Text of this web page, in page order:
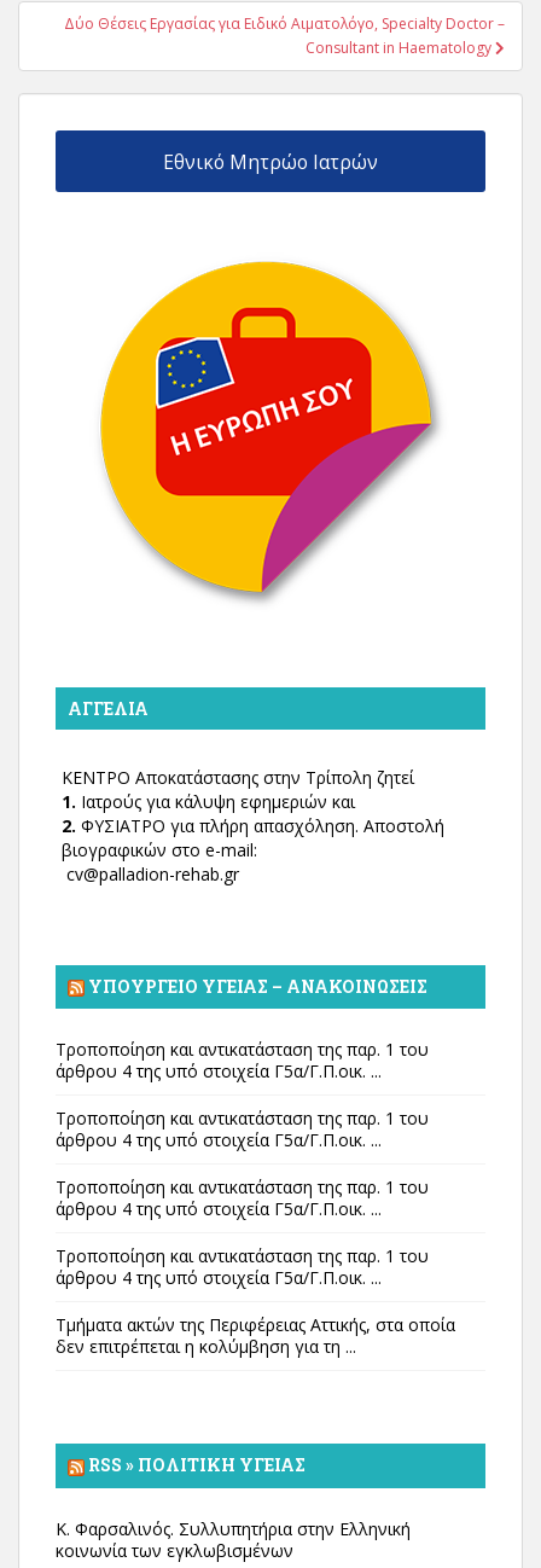
Δύο Θέσεις Εργασίας για Ειδικό Αιματολόγο, Specialty Doctor –
Consultant in Haematology
Εθνικό Μητρώο Ιατρών
ΑΓΓΕΛΊΑ
ΚΕΝΤΡΟ Αποκατάστασης στην Τρίπολη ζητεί
1. Ιατρούς για κάλυψη εφημεριών και
2. ΦΥΣΙΑΤΡΟ για πλήρη απασχόληση. Αποστολή
βιογραφικών στο e-mail:
cv@palladion-rehab.gr
ΥΠΟΥΡΓΕΊΟ ΥΓΕΊΑΣ – ΑΝΑΚΟΙΝΏΣΕΙΣ
Τροποποίηση και αντικατάσταση της παρ. 1 του
άρθρου 4 της υπό στοιχεία Γ5α/Γ.Π.οικ. ...
Τροποποίηση και αντικατάσταση της παρ. 1 του
άρθρου 4 της υπό στοιχεία Γ5α/Γ.Π.οικ. ...
Τροποποίηση και αντικατάσταση της παρ. 1 του
άρθρου 4 της υπό στοιχεία Γ5α/Γ.Π.οικ. ...
Τροποποίηση και αντικατάσταση της παρ. 1 του
άρθρου 4 της υπό στοιχεία Γ5α/Γ.Π.οικ. ...
Τμήματα ακτών της Περιφέρειας Αττικής, στα οποία
δεν επιτρέπεται η κολύμβηση για τη ...
RSS » ΠΟΛΙΤΙΚΉ ΥΓΕΊΑΣ
Κ. Φαρσαλινός. Συλλυπητήρια στην Ελληνική
κοινωνία των εγκλωβισμένων